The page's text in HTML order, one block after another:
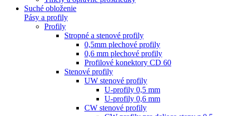
Suché obloženie
Pásy a profily
Profily
Stropné a stenové profily
0,5mm plechové profily
0,6 mm plechové profily
Profilové konektory CD 60
Stenové profily
UW stenové profily
U-profily 0,5 mm
U-profily 0,6 mm
CW stenové profily